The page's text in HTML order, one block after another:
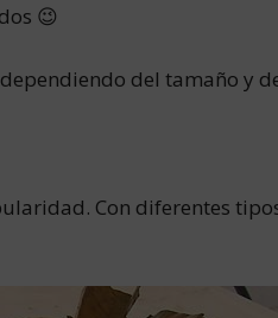
😉
del tamaño y
Con diferentes